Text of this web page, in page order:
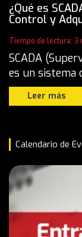
¿Qué es
Control y
Tiempo de lectura: 3
SCADA
es un sistema
Leer más
Calendario de